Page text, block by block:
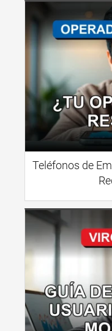
Teléfonos de